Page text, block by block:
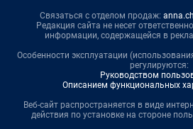
Связаться с отделом продаж:
Редакция сайта не несет
информации, содержащейся в
Особенности эксплуатации
регулируются:
Руководством
Описанием функциональных
Веб-сайт распространяется в виде
действия по установке на стороне